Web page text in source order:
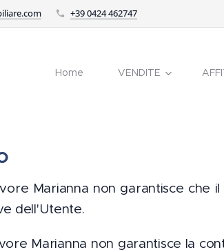
+39 0424 462747
Home VENDITE
Marianna non garantisce
dell'Utente.
Marianna non garantisce la